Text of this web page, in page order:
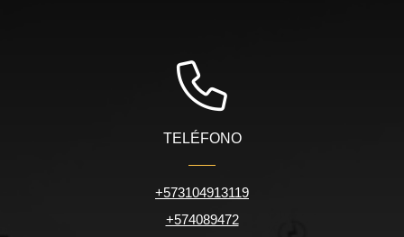
TELÉFONO
+573104913119
+574089472